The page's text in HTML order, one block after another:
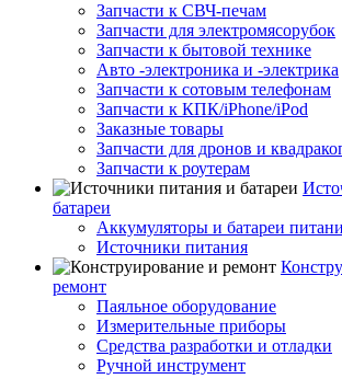
Запчасти к СВЧ-печам
Запчасти для электромясорубок
Запчасти к бытовой технике
Авто -электроника и -электрика
Запчасти к сотовым телефонам
Запчасти к КПК/iPhone/iPod
Заказные товары
Запчасти для дронов и
Запчасти к роутерам
батареи
Аккумуляторы и батареи
Источники питания
ремонт
Паяльное оборудование
Измерительные приборы
Средства разработки и отладки
Ручной инструмент